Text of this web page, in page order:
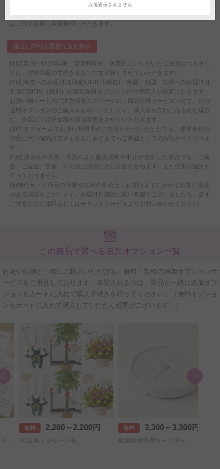
(4)受注制作（オーダー）のため、商品作成後の変更・取り消しを承ること
はご注文者様に全額負担いただきます。
配送に関わる重要な注意事項
(1)営業日の15:00以降、営業時間外、休業日にいただいたご注文につきまし
ては、翌営業日の手続きを以て注文承諾とさせていただきます。
(2)北海道へのお届けは別途5,000円(税抜)、中国・四国・九州へのお届けは
別途2,500円（税別）の追加送料オプションの付帯購入が必要になります。
お買い物カート内ご注文情報入力ページの＜商品付帯サービス＞にて、追加
送料オプションのご購入をお願いいたします。購入をお忘れになられた場合
は、当店にて請求金額の追加変更をさせていただきます。
(3)注文フォームでお届け時間帯のご指定いただいたとしても、運送会社の
規定に伴い確約はできません。あくまでもご希望としてのお預かりとなりま
す。
(4)交通状況や天候、天災により配送遅延や中止が発生した場合でも、ご返
品、ご返金、交換、その他ご請求などには応じかねます。また個別の連絡も
行っておりません。
(5)制作元・出荷元の休業や在庫の都合上、お届けまでにかかる日数に変更
がある場合がございます。お届け日指定に強い希望がございましたら、必ず
ご注文前にお電話もしくはチャットサービスよりお問い合わせください。
この商品で選べる追加オプション一覧
お花や植物と一緒にご購入いただける、有料・無料の追加オプションサ
ービスをご用意しております。希望される方は、商品と一緒に追加オプ
ションもカートに入れて購入手続きを行ってください。（無料オプショ
ンもカートに入れて購入していただく必要がございます。）
2,200～2,200円
3D立体メッセージ札
3,300～3,300円
観葉植物専用キャスター
以後表示されません